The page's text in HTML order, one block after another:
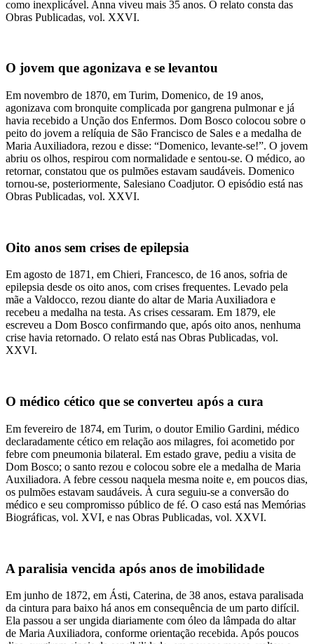
como inexplicável. Anna viveu mais 35 anos. O relato consta das
Obras Publicadas, vol. XXVI.
O jovem que agonizava e se levantou
Em novembro de 1870, em Turim, Domenico, de 19 anos,
agonizava com bronquite complicada por gangrena pulmonar e já
havia recebido a Unção dos Enfermos. Dom Bosco colocou sobre o
peito do jovem a relíquia de São Francisco de Sales e a medalha de
Maria Auxiliadora, rezou e disse: “Domenico, levante-se!”. O jovem
abriu os olhos, respirou com normalidade e sentou-se. O médico, ao
retornar, constatou que os pulmões estavam saudáveis. Domenico
tornou-se, posteriormente, Salesiano Coadjutor. O episódio está nas
Obras Publicadas, vol. XXVI.
Oito anos sem crises de epilepsia
Em agosto de 1871, em Chieri, Francesco, de 16 anos, sofria de
epilepsia desde os oito anos, com crises frequentes. Levado pela
mãe a Valdocco, rezou diante do altar de Maria Auxiliadora e
recebeu a medalha na testa. As crises cessaram. Em 1879, ele
escreveu a Dom Bosco confirmando que, após oito anos, nenhuma
crise havia retornado. O relato está nas Obras Publicadas, vol.
XXVI.
O médico cético que se converteu após a cura
Em fevereiro de 1874, em Turim, o doutor Emilio Gardini, médico
declaradamente cético em relação aos milagres, foi acometido por
febre com pneumonia bilateral. Em estado grave, pediu a visita de
Dom Bosco; o santo rezou e colocou sobre ele a medalha de Maria
Auxiliadora. A febre cessou naquela mesma noite e, em poucos dias,
os pulmões estavam saudáveis. À cura seguiu-se a conversão do
médico e seu compromisso público de fé. O caso está nas Memórias
Biográficas, vol. XVI, e nas Obras Publicadas, vol. XXVI.
A paralisia vencida após anos de imobilidade
Em junho de 1872, em Ásti, Caterina, de 38 anos, estava paralisada
da cintura para baixo há anos em consequência de um parto difícil.
Ela passou a ser ungida diariamente com óleo da lâmpada do altar
de Maria Auxiliadora, conforme orientação recebida. Após poucos